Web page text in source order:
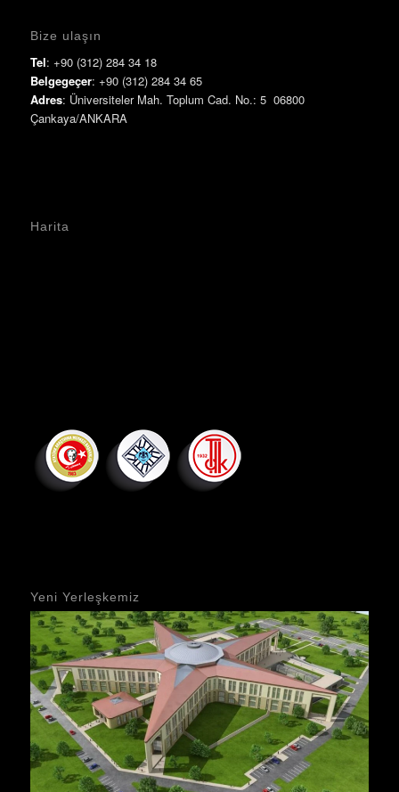
Bize ulaşın
Tel: +90 (312) 284 34 18
Belgegeçer: +90 (312) 284 34 65
Adres: Üniversiteler Mah. Toplum Cad. No.: 5 06800
Çankaya/ANKARA
Harita
Yeni Yerleşkemiz